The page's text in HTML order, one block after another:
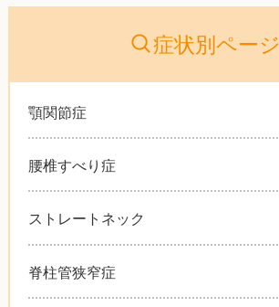
症状別ページ
顎関節症
腰椎すべり症
ストレートネック
脊柱管狭窄症